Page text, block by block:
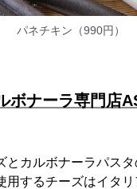
パネチキン（990円）
ボナーラ専門店
とカルボナーラパス
用するチーズはイタリ